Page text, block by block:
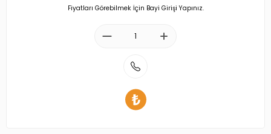
Fiyatları Görebilmek İçin Bayi Girişi Yapınız.